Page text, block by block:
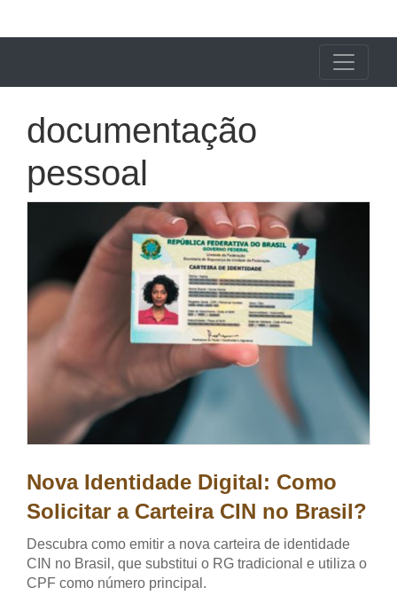
documentação
pessoal
Nova Identidade Digital: Como
Solicitar a Carteira CIN no Brasil?
Descubra como emitir a nova carteira de identidade
CIN no Brasil, que substitui o RG tradicional e utiliza o
CPF como número principal.